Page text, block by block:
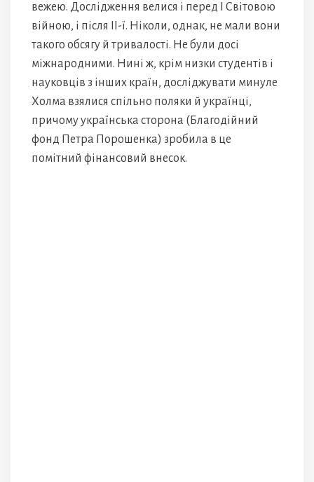
вежею. Дослідження велися і перед І Світовою
війною, і після ІІ-ї. Ніколи, однак, не мали вони
такого обсягу й тривалості. Не були досі
міжнародними. Нині ж, крім низки студентів і
науковців з інших країн, досліджувати минуле
Холма взялися спільно поляки й українці,
причому українська сторона (Благодійний
фонд Петра Порошенка) зробила в це
помітний фінансовий внесок.